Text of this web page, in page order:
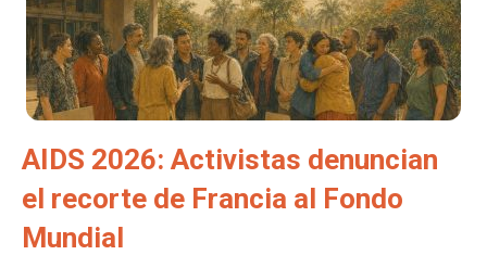
AIDS 2026: Activistas denuncian
el recorte de Francia al Fondo
Mundial